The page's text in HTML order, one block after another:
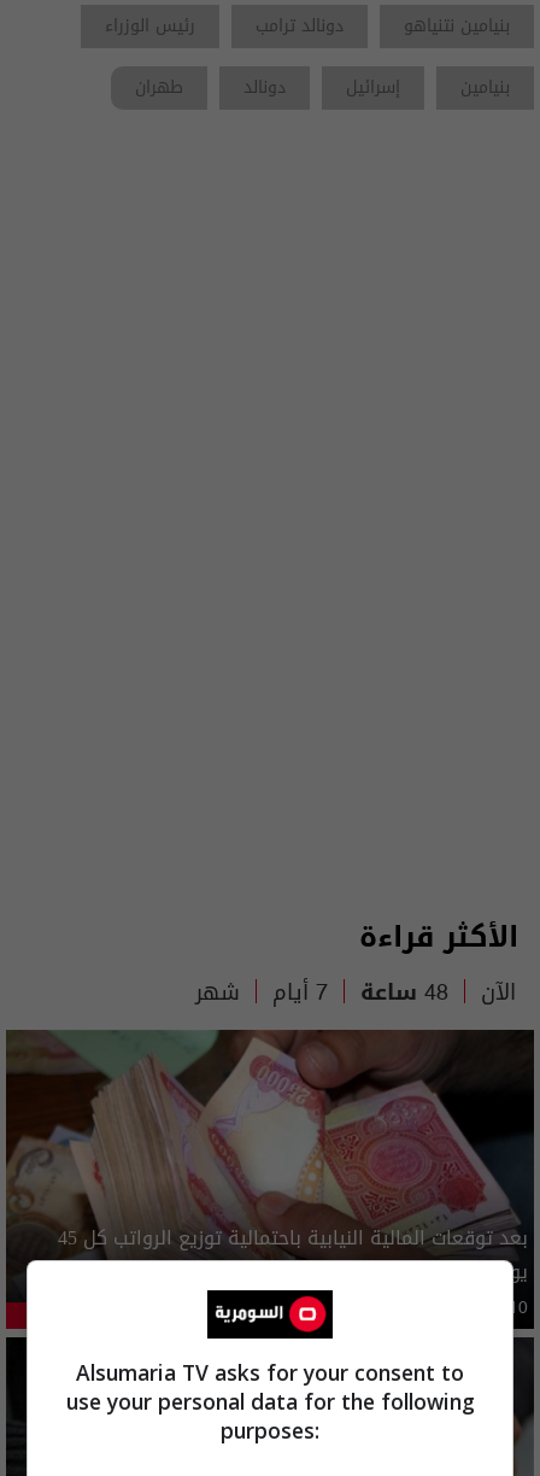
بنيامين نتنياهو دونالد ترامب
رئيس الوزراء
بنيامين
إسرائيل دونالد طهران
الأكثر قراءة
الآن 48 ساعة 7 أيام شهر
بعد توقعات المالية النيابية باحتمالية توزيع الرواتب كل 45
يوما.. تصريح جديد بشان الرواتب
41.13% 02:36 | 2026-08-10
Alsumaria TV asks for your consent to
use your personal data for the following
purposes: